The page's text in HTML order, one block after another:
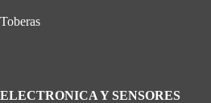
Toberas
ELECTRONICA Y SENSORES